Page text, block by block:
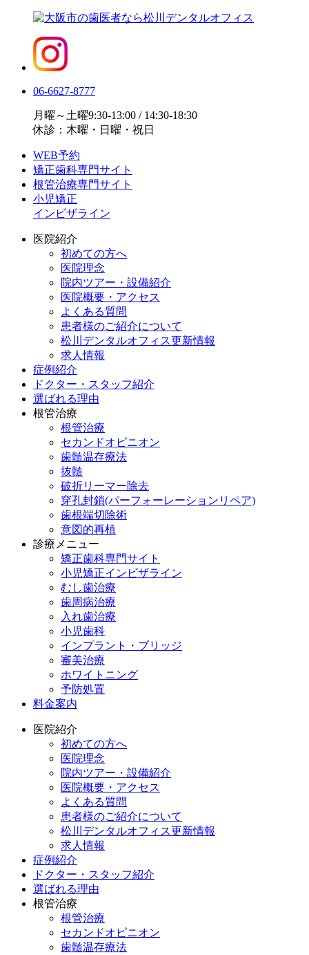
06-6627-8777
月曜～土曜9:30-13:00 / 14:30-18:30
休診：木曜・日曜・祝日
WEB予約
矯正歯科専門サイト
根管治療専門サイト
小児矯正
インビザライン
医院紹介
初めての方へ
医院理念
院内ツアー・設備紹介
医院概要・アクセス
よくある質問
患者様のご紹介について
松川デンタルオフィス更新情報
求人情報
症例紹介
ドクター・スタッフ紹介
選ばれる理由
根管治療
根管治療
セカンドオピニオン
歯髄温存療法
抜髄
破折リーマー除去
穿孔封鎖(パーフォーレーションリペア)
歯根端切除術
意図的再植
診療メニュー
矯正歯科専門サイト
小児矯正インビザライン
むし歯治療
歯周病治療
入れ歯治療
小児歯科
インプラント・ブリッジ
審美治療
ホワイトニング
予防処置
料金案内
医院紹介
初めての方へ
医院理念
院内ツアー・設備紹介
医院概要・アクセス
よくある質問
患者様のご紹介について
松川デンタルオフィス更新情報
求人情報
症例紹介
ドクター・スタッフ紹介
選ばれる理由
根管治療
根管治療
セカンドオピニオン
歯髄温存療法